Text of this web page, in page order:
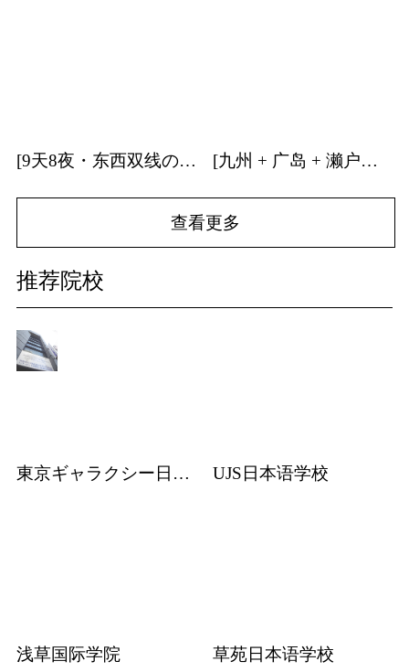
[9天8夜・东西双线の关西] | 日本建筑・温泉游学招募中！ [九州 + 广岛 + 濑户内海] | 9天8夜温泉游学团招募中！
查看更多
推荐院校
東京ギャラクシー日本語学校 UJS日本语学校
浅草国际学院 草苑日本语学校